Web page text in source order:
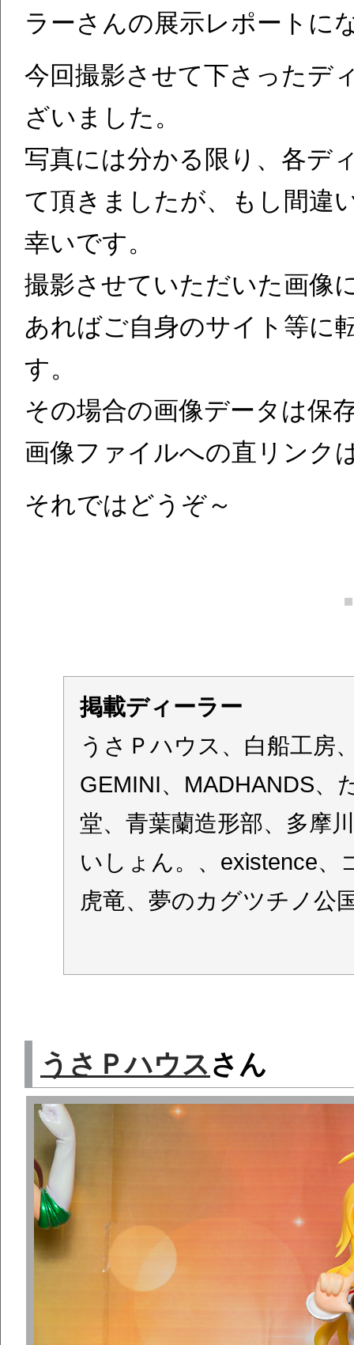
ラーさんの展示レポートに
今回撮影させて下さったデ
ざいました。
写真には分かる限り、各デ
て頂きましたが、もし間違
幸いです。
撮影させていただいた画像
あればご自身のサイト等に
す。
その場合の画像データは保
画像ファイルへの直リンク
それではどうぞ～
掲載ディーラー
うさＰハウス、白船工房
GEMINI、MADHANDS、
堂、青葉蘭造形部、多摩
いしょん。、existence、
虎竜、夢のカグツチノ公
うさＰハウスさん